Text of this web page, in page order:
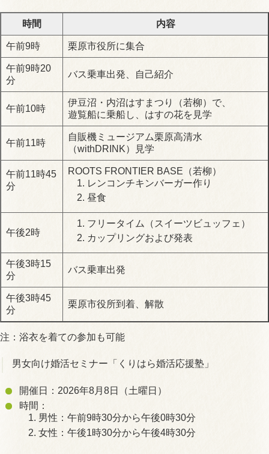
時間 内容
午前9時 栗原市役所に集合
午前9時20
分
バス乗車出発、自己紹介
午前10時
伊豆沼・内沼はすまつり（若柳）で、
遊覧船に乗船し、はすの花を見学
午前11時
自販機ミュージアム栗原高清水
（withDRINK）見学
午前11時45
分
ROOTS FRONTIER BASE（若柳）
レンコンチキンバーガー作り
昼食
午後2時
フリータイム（スイーツビュッフェ）
カップリングおよび発表
午後3時15
分
バス乗車出発
午後3時45
分
栗原市役所到着、解散
注：浴衣を着ての参加も可能
男女向け婚活セミナー「くりはら婚活応援塾」
開催日：2026年8月8日（土曜日）
時間：
男性：午前9時30分から午後0時30分
女性：午後1時30分から午後4時30分